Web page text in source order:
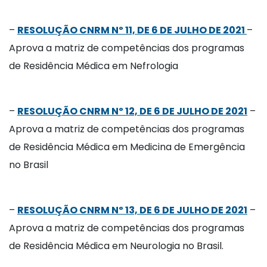
– RESOLUÇÃO CNRM Nº 11, DE 6 DE JULHO DE 2021 –
Aprova a matriz de competências dos programas
de Residência Médica em Nefrologia
– RESOLUÇÃO CNRM Nº 12, DE 6 DE JULHO DE 2021 –
Aprova a matriz de competências dos programas
de Residência Médica em Medicina de Emergência
no Brasil
– RESOLUÇÃO CNRM Nº 13, DE 6 DE JULHO DE 2021 –
Aprova a matriz de competências dos programas
de Residência Médica em Neurologia no Brasil.